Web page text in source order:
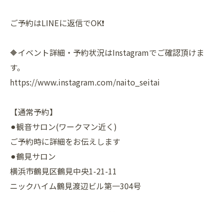
ご予約はLINEに返信でOK❗️
🔶イベント詳細・予約状況はInstagramでご確認頂けま
す。
https://www.instagram.com/naito_seitai
【通常予約】
⚫︎観音サロン(ワークマン近く)
ご予約時に詳細をお伝えします
⚫︎鶴見サロン
横浜市鶴見区鶴見中央1-21-11
ニックハイム鶴見渡辺ビル第一304号